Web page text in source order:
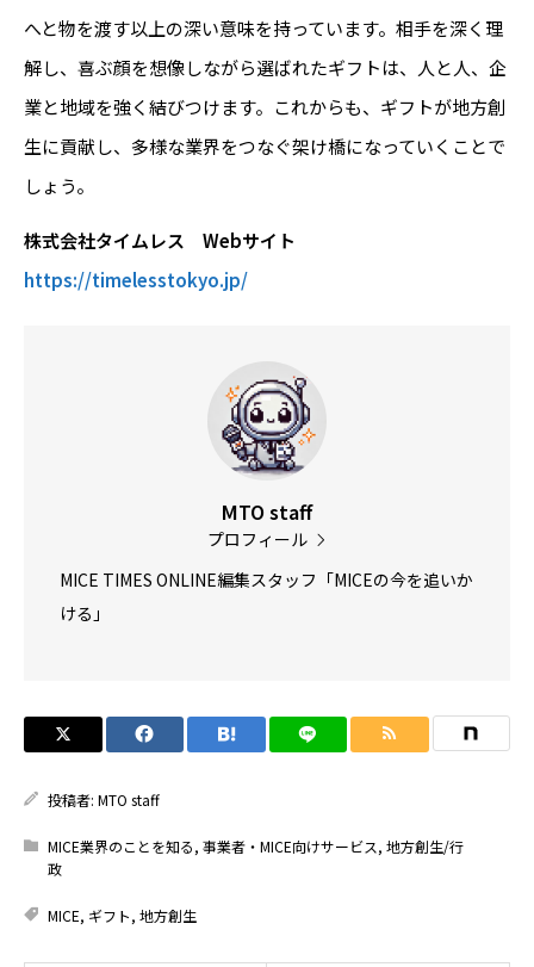
へと物を渡す以上の深い意味を持っています。相手を深く理
解し、喜ぶ顔を想像しながら選ばれたギフトは、人と人、企
業と地域を強く結びつけます。これからも、ギフトが地方創
生に貢献し、多様な業界をつなぐ架け橋になっていくことで
しょう。
株式会社タイムレス Webサイト
https://timelesstokyo.jp/
MTO staff
プロフィール
MICE TIMES ONLINE編集スタッフ「MICEの今を追いか
ける」
投稿者: MTO staff
MICE業界のことを知る, 事業者・MICE向けサービス, 地方創生/行
政
MICE, ギフト, 地方創生